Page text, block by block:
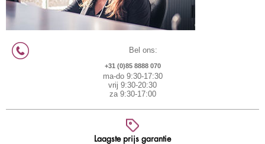
Bel ons:
+31 (0)85 8888 070
ma-do 9:30-17:30
vrij 9:30-20:30
za 9:30-17:00
Laagste prijs garantie